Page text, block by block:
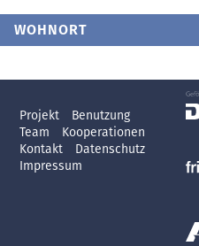
WOHNORT
Projekt
Benutzung
Team
Kooperationen
Kontakt
Datenschutz
Impressum